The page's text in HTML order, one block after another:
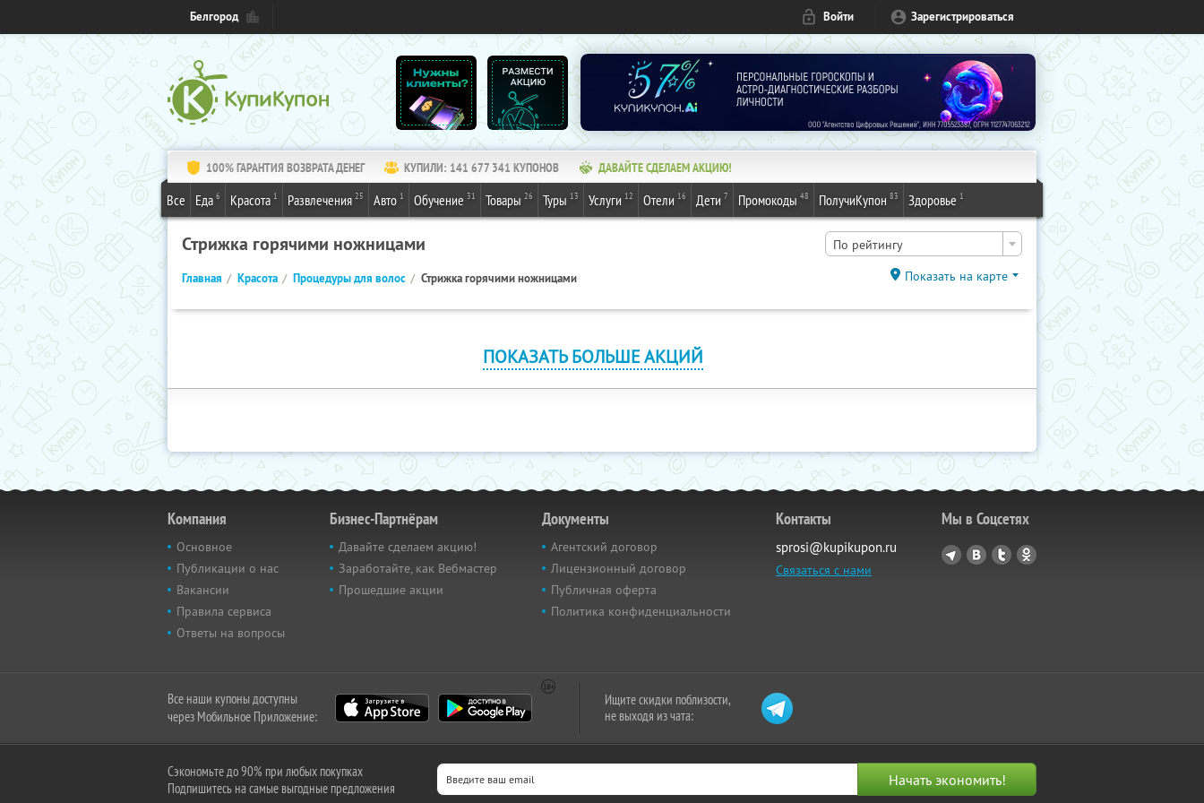
Белгород Войти Зарегистрироваться
100% ГАРАНТИЯ ВОЗВРАТА ДЕНЕГ КУПИЛИ: 141 677 341 КУПОНОВ ДАВАЙТЕ СДЕЛАЕМ АКЦИЮ!
Все Еда 6 Красота 1 Развлечения 25 Авто 1 Обучение 31 Товары 26 Туры 13 Услуги 12 Отели 16 Дети 7 Промокоды 48 ПолучиКупон 83 Здоровье 1
Стрижка горячими ножницами По рейтингу
Главная Красота Процедуры для волос Стрижка горячими ножницами Показать на карте
ПОКАЗАТЬ БОЛЬШЕ АКЦИЙ
Компания
Основное
Публикации о нас
Вакансии
Правила сервиса
Ответы на вопросы
Бизнес-Партнёрам
Давайте сделаем акцию!
Заработайте, как Вебмастер
Прошедшие акции
Документы
Агентский договор
Лицензионный договор
Публичная оферта
Политика конфиденциальности
Контакты
sprosi@kupikupon.ru
Связаться с нами
Мы в Соцсетях
Все наши купоны доступны
через Мобильное Приложение:
Ищите скидки поблизости,
не выходя из чата:
Сэкономьте до 90% при любых покупках
Подпишитесь на самые выгодные предложения